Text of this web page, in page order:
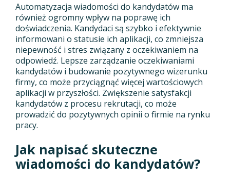
Automatyzacja wiadomości do kandydatów ma
również ogromny wpływ na poprawę ich
doświadczenia. Kandydaci są szybko i efektywnie
informowani o statusie ich aplikacji, co zmniejsza
niepewność i stres związany z oczekiwaniem na
odpowiedź. Lepsze zarządzanie oczekiwaniami
kandydatów i budowanie pozytywnego wizerunku
firmy, co może przyciągnąć więcej wartościowych
aplikacji w przyszłości. Zwiększenie satysfakcji
kandydatów z procesu rekrutacji, co może
prowadzić do pozytywnych opinii o firmie na rynku
pracy.
Jak napisać skuteczne
wiadomości do kandydatów?